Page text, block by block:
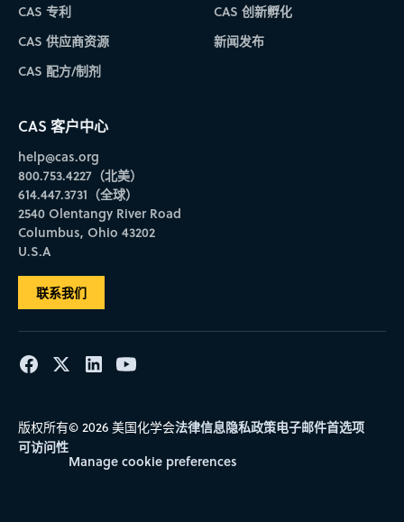
CAS 专利
CAS 供应商资源
CAS 配方/制剂
CAS 创新孵化
新闻发布
CAS 客户中心
help@cas.org
800.753.4227（北美）
614.447.3731（全球）
2540 Olentangy River Road
Columbus, Ohio 43202
U.S.A
联系我们
版权所有© 2026 美国化学会法律信息隐私政策电子邮件首选项
可访问性
Manage cookie preferences